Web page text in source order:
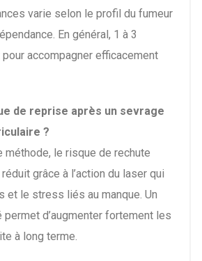
varie selon le profil du fumeur
En général, 1 à 3
accompagner efficacement
de reprise après un sevrage
?
méthode, le risque de rechute
grâce à l’action du laser qui
et le stress liés au manque. Un
d’augmenter fortement les
à long terme.